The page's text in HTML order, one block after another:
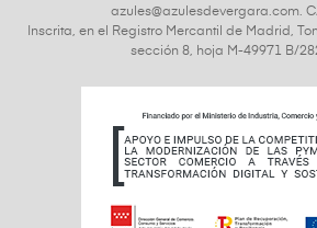
azules@azulesdevergara.com.
Inscrita, en el Registro Mercantil de Madrid,
sección 8, hoja M-49971 B/